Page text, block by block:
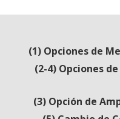
(1) Opciones de
(2-4) Opciones
(3) Opción de